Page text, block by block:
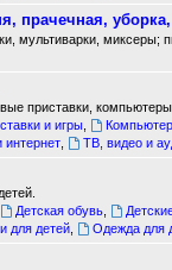
прачечная,
мультиварки,
приставки,
и игры
интернет ТВ, видео и
Детская обувь
для детей Одежда для